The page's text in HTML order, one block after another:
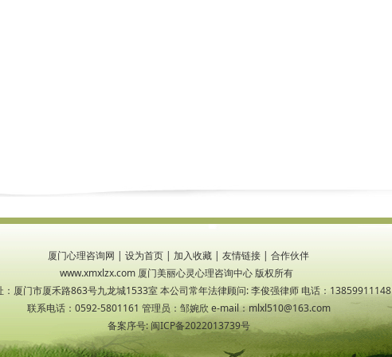
厦门心理咨询网 | 设为首页 | 加入收藏 | 友情链接 | 合作伙伴
www.xmxlzx.com 厦门美丽心灵心理咨询中心 版权所有
：厦门市厦禾路863号九龙城1533室 本公司常年法律顾问: 李俊强律师 电话：13859911148
联系电话：0592-5801161 管理员：邹婉欣 e-mail：mlxl510@163.com
备案序号:闽ICP备2022013739号